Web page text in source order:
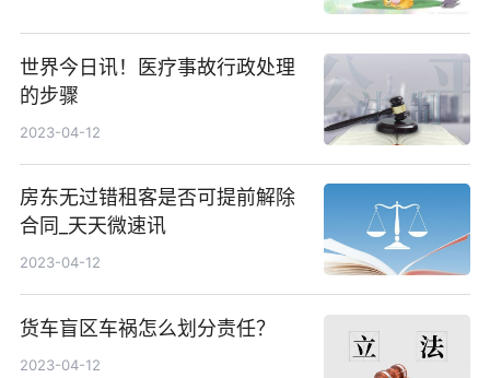
世界今日讯！医疗事故行政处理
的步骤
2023-04-12
房东无过错租客是否可提前解除
合同_天天微速讯
2023-04-12
货车盲区车祸怎么划分责任？
2023-04-12